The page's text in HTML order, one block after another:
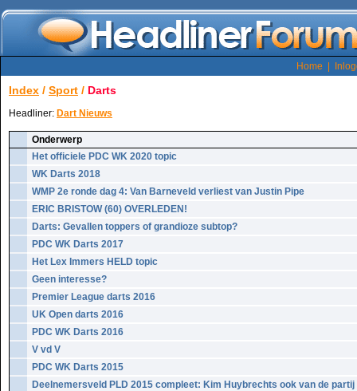
Home
Index / Sport / Darts
Headliner: Dart Nieuws
Onderwerp
Het officiele PDC WK 2020 topic
WK Darts 2018
WMP 2e ronde dag 4: Van Barneveld verliest van Justin Pipe
ERIC BRISTOW (60) OVERLEDEN!
Darts: Gevallen toppers of grandioze subtop?
PDC WK Darts 2017
Het Lex Immers HELD topic
Geen interesse?
Premier League darts 2016
UK Open darts 2016
PDC WK Darts 2016
V vd V
PDC WK Darts 2015
Deelnemersveld PLD 2015 compleet: Kim Huybrechts ook van de partij